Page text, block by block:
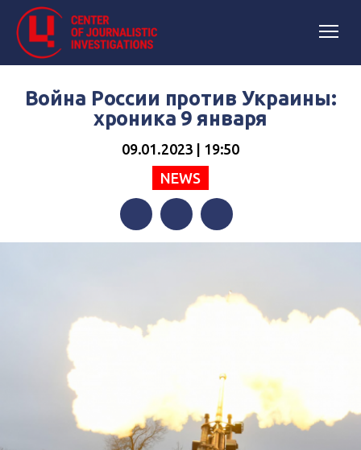
Война России против Украины:
хроника 9 января
09.01.2023 | 19:50
NEWS
FacebookTwitterTelegram